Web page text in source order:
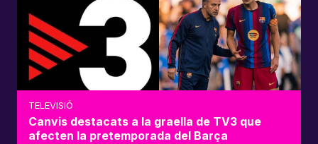
TELEVISIÓ
Canvis destacats a la graella de TV3 que
afecten la pretemporada del Barça